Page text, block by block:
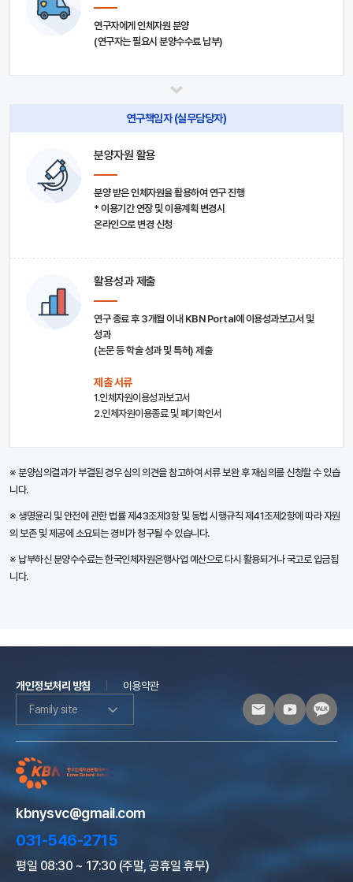
연구자에게 인체자원 분양
(연구자는 필요시 분양수수료 납부)
연구책임자 (실무담당자)
분양자원 활용
분양 받은 인체자원을 활용하여 연구 진행
* 이용기간 연장 및 이용계획 변경시
온라인으로 변경 신청
활용성과 제출
연구 종료 후 3개월 이내 KBN Portal에 이용성과보고서 및
성과
(논문 등 학술 성과 및 특허) 제출
제출 서류
1.인체자원이용성과보고서
2.인체자원이용종료 및 폐기확인서
※ 분양심의결과가 부결된 경우 심의 의견을 참고하여 서류 보완 후 재심의를 신청할 수 있습
니다.
※ 생명윤리 및 안전에 관한 법률 제43조제3항 및 동법 시행규칙 제41조제2항에 따라 자원
의 보존 및 제공에 소요되는 경비가 청구될 수 있습니다.
※ 납부하신 분양수수료는 한국인체자원은행사업 예산으로 다시 활용되거나 국고로 입금됩
니다.
개인정보처리 방침
이용약관
Family site
kbnysvc@gmail.com
031-546-2715
평일 08:30 ~ 17:30 (주말, 공휴일 휴무)